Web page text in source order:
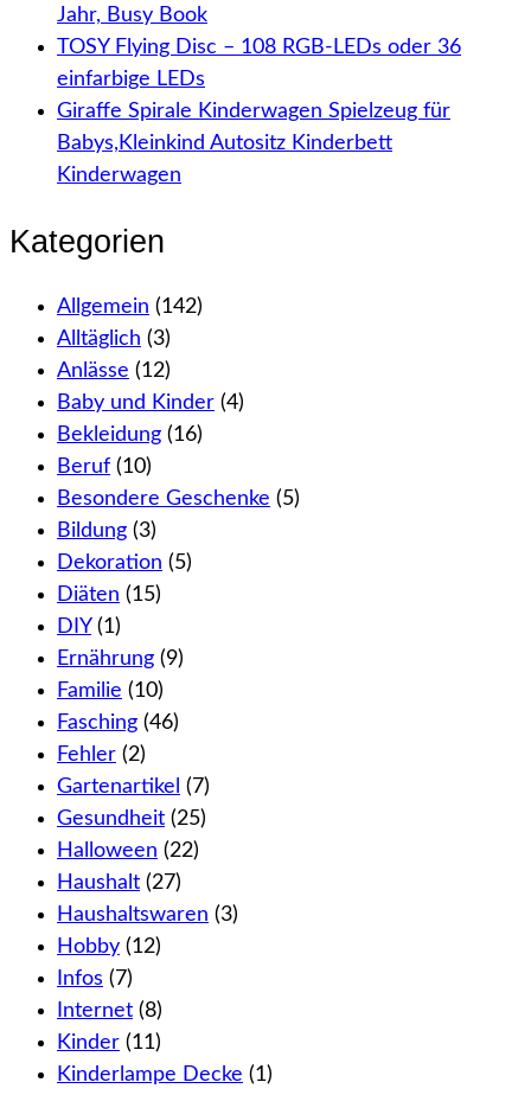
Jahr, Busy Book
TOSY Flying Disc – 108 RGB-LEDs oder 36
einfarbige LEDs
Giraffe Spirale Kinderwagen Spielzeug für
Babys,Kleinkind Autositz Kinderbett
Kinderwagen
Kategorien
Allgemein (142)
Alltäglich (3)
Anlässe (12)
Baby und Kinder (4)
Bekleidung (16)
Beruf (10)
Besondere Geschenke (5)
Bildung (3)
Dekoration (5)
Diäten (15)
DIY (1)
Ernährung (9)
Familie (10)
Fasching (46)
Fehler (2)
Gartenartikel (7)
Gesundheit (25)
Halloween (22)
Haushalt (27)
Haushaltswaren (3)
Hobby (12)
Infos (7)
Internet (8)
Kinder (11)
Kinderlampe Decke (1)